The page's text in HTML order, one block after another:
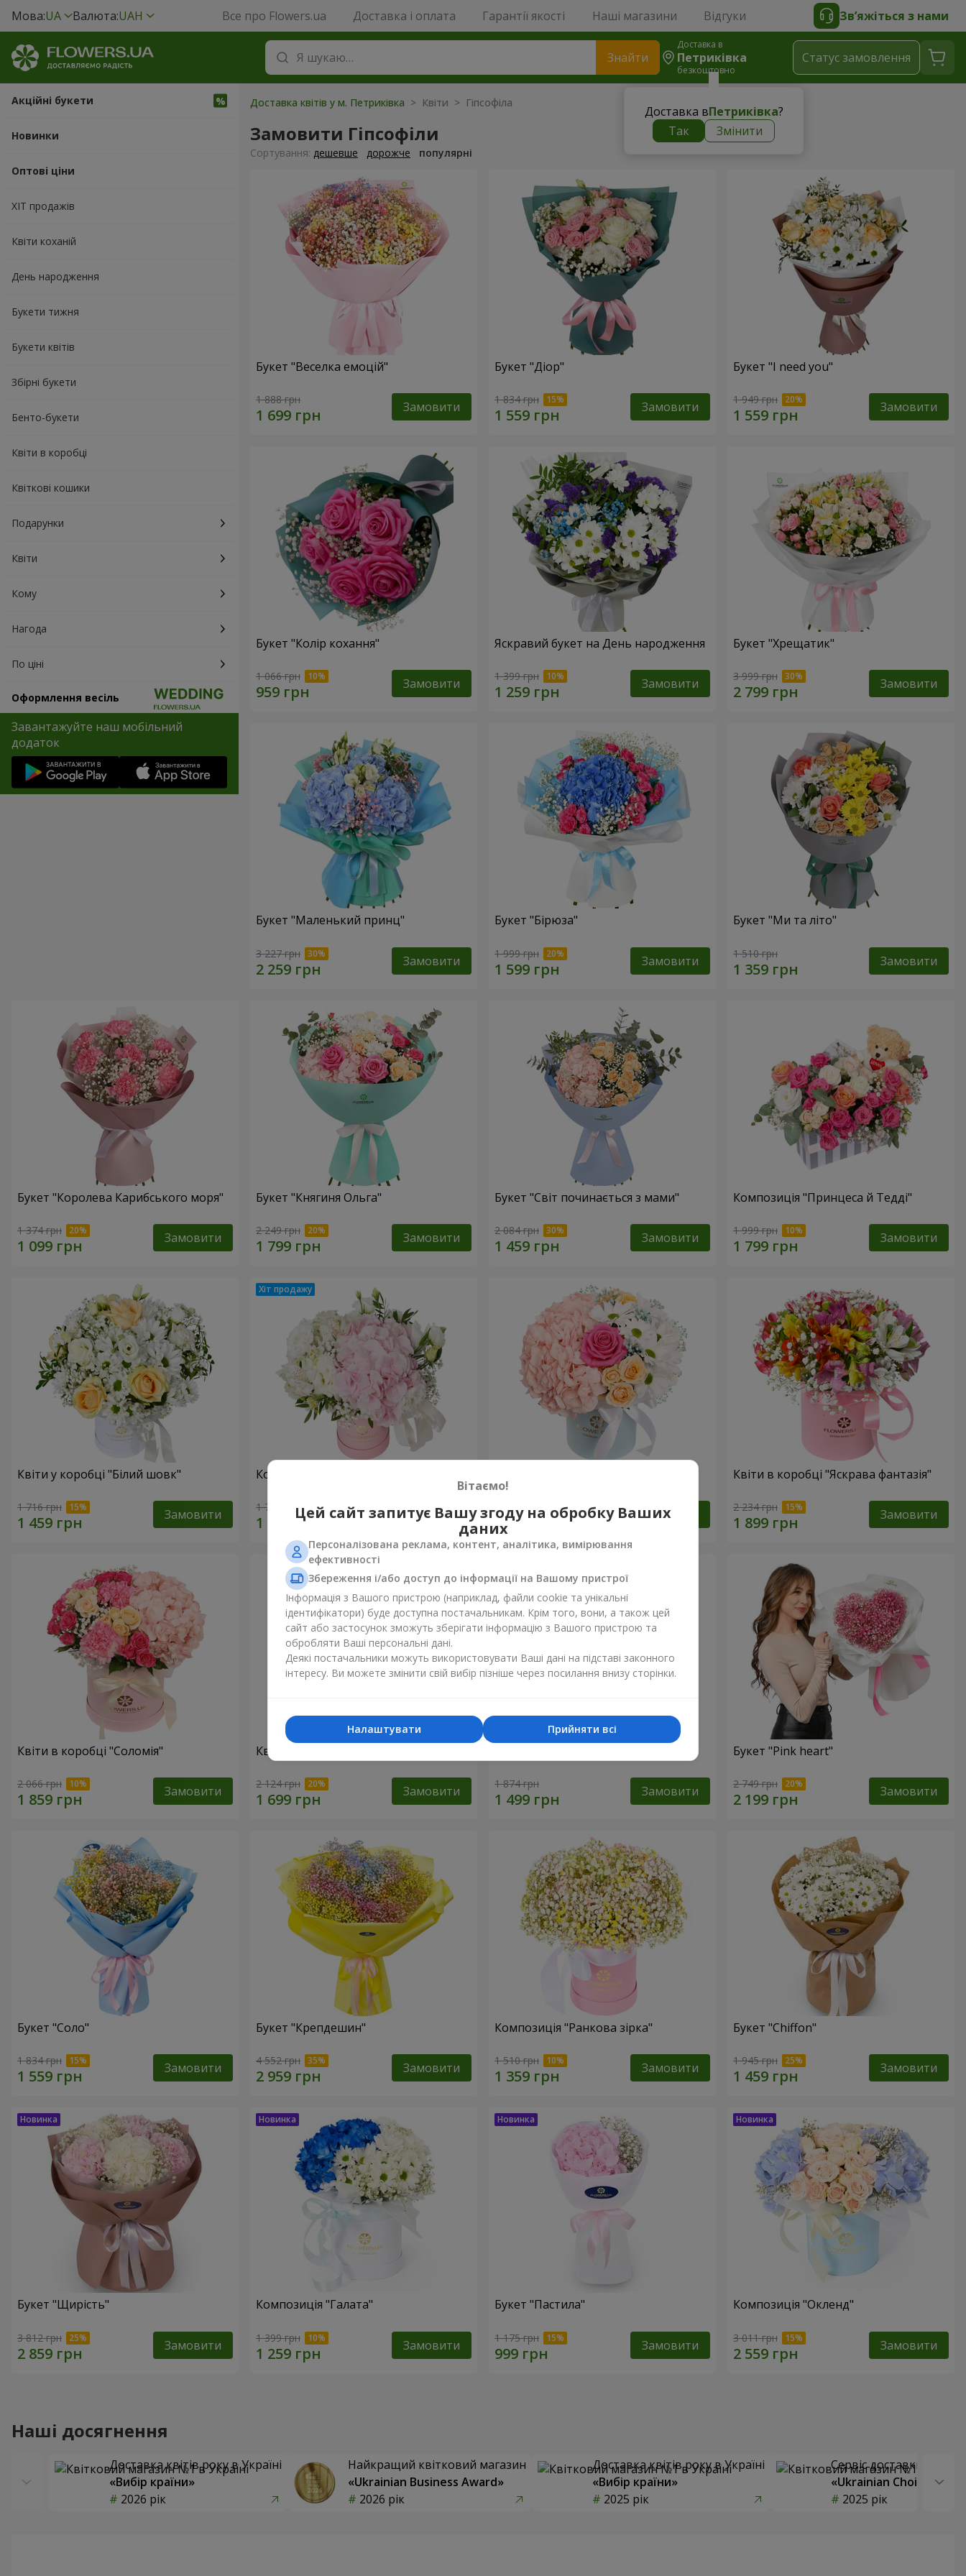
Мова:UA Валюта:UAH Все про Flowers.ua Доставка і оплата Гарантії якості Наші магазини Відгуки Зв’яжіться з нами
Знайти
Доставка в
Петриківка
безкоштовно
Доставка вПетриківка?
Так
Змінити
Статус замовлення
Акційні букети
Новинки
Оптові ціни
ХІТ продажів
Квіти коханій
День народження
Букети тижня
Букети квітів
Збірні букети
Бенто-букети
Квіти в коробці
Квіткові кошики
Подарунки
Квіти
Кому
Нагода
По ціні
Оформлення весіль
Завантажуйте наш мобільний
додаток
Доставка квітів у м. Петриківка > Квіти > Гіпсофіла
Замовити Гіпсофіли
Сортування: дешевше дорожче популярні
Букет "Веселка емоцій"
1 888 грн Замовити
Букет "Діор"
1 834 грн Замовити
Букет "I need you"
1 949 грн Замовити
Букет "Колір кохання"
1 066 грн Замовити
Яскравий букет на День народження
1 399 грн Замовити
Букет "Хрещатик"
3 999 грн Замовити
Букет "Маленький принц"
3 227 грн Замовити
Букет "Бірюза"
1 999 грн Замовити
Букет "Ми та літо"
1 510 грн Замовити
Букет "Королева Карибського моря"
1 374 грн Замовити
Букет "Княгиня Ольга"
2 249 грн Замовити
Букет "Світ починається з мами"
2 084 грн Замовити
Композиція "Принцеса й Тедді"
1 999 грн Замовити
Квіти у коробці "Білий шовк"
1 716 грн Замовити
Композиція "Ніжний дотик"
1 777 грн Замовити 1 599 грн Замовити
Квіти в коробці "Яскрава фантазія"
2 234 грн Замовити
Квіти в коробці "Соломія"
2 066 грн Замовити
Квіти в коробці "Помпадур"
2 124 грн Замовити 1 874 грн Замовити
Букет "Pink heart"
2 749 грн Замовити
Букет "Соло"
1 834 грн Замовити
Букет "Крепдешин"
4 552 грн Замовити
Композиція "Ранкова зірка"
1 510 грн Замовити
Букет "Chiffon"
1 945 грн Замовити
Букет "Щирість"
3 812 грн Замовити
Композиція "Галата"
1 399 грн Замовити
Букет "Пастила"
1 175 грн Замовити
Композиція "Окленд"
3 011 грн Замовити
Наші досягнення
Доставка квітів року в Україні
«Вибір країни»
2026 рік
Найкращий квітковий магазин
«Ukrainian Business Award»
2026 рік
Доставка квітів року в Україні
«Вибір країни»
2025 рік
Сервіс доставки квітів
«Ukrainian Choice»
2025 рік
Вітаємо!
Цей сайт запитує Вашу згоду на обробку Ваших
даних
Персоналізована реклама, контент, аналітика, вимірювання
ефективності
Збереження і/або доступ до інформації на Вашому пристрої
Інформація з Вашого пристрою (наприклад, файли cookie та унікальні
ідентифікатори) буде доступна постачальникам. Крім того, вони, а також цей
сайт або застосунок зможуть зберігати інформацію з Вашого пристрою та
обробляти Ваші персональні дані.
Деякі постачальники можуть використовувати Ваші дані на підставі законного
інтересу. Ви можете змінити свій вибір пізніше через посилання внизу сторінки.
Прийняти всі
Налаштувати